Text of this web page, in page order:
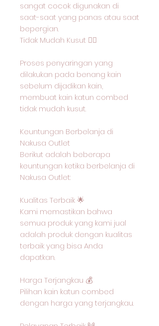
sangat cocok digunakan di
saat-saat yang panas atau saat
bepergian.
Tidak Mudah Kusut 🙅‍♂️
Proses penyaringan yang
dilakukan pada benang kain
sebelum dijadikan kain,
membuat kain katun combed
tidak mudah kusut.
Keuntungan Berbelanja di
Nakusa Outlet
Berikut adalah beberapa
keuntungan ketika berbelanja di
Nakusa Outlet:
Kualitas Terbaik 🌟
Kami memastikan bahwa
semua produk yang kami jual
adalah produk dengan kualitas
terbaik yang bisa Anda
dapatkan.
Harga Terjangkau 💰
Pilihan kain katun combed
dengan harga yang terjangkau.